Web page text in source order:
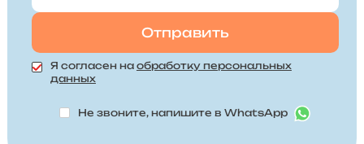
Я согласен на обработку персональных
данных
Не звоните, напишите в WhatsApp